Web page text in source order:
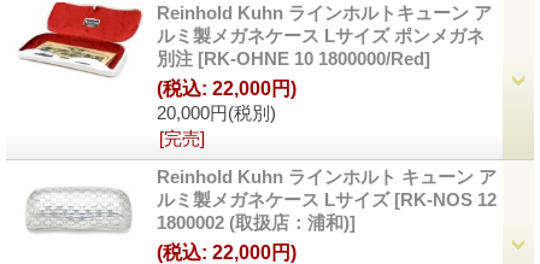
Reinhold Kuhn ラインホルトキューン ア
ルミ製メガネケース Lサイズ ポンメガネ
別注 [RK-OHNE 10 1800000/Red]
20,000円(税別)
(税込: 22,000円)
[完売]
Reinhold Kuhn ラインホルト キューン ア
ルミ製メガネケース Lサイズ [RK-NOS 12
1800002 (取扱店：浦和)]
(税込: 22,000円)